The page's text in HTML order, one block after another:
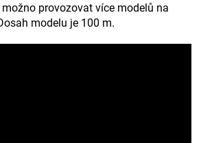
možno provozovat více modelů na
modelu je 100 m.